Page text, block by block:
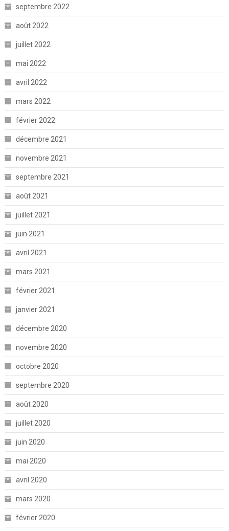
septembre 2022
août 2022
juillet 2022
mai 2022
avril 2022
mars 2022
février 2022
décembre 2021
novembre 2021
septembre 2021
août 2021
juillet 2021
juin 2021
avril 2021
mars 2021
février 2021
janvier 2021
décembre 2020
novembre 2020
octobre 2020
septembre 2020
août 2020
juillet 2020
juin 2020
mai 2020
avril 2020
mars 2020
février 2020